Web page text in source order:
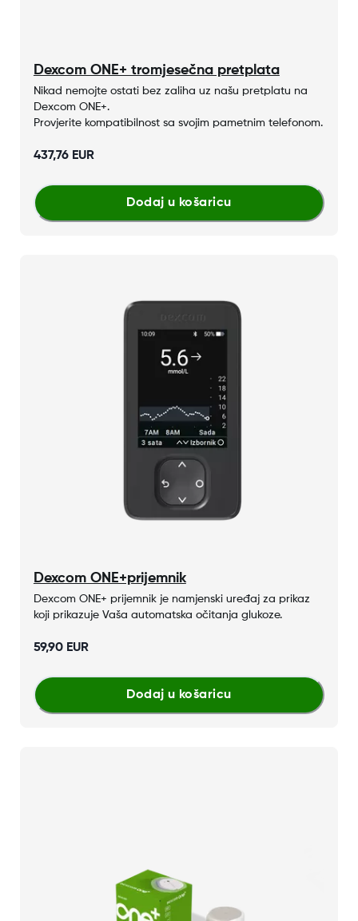
Dexcom ONE+ tromjesečna pretplata
​​Nikad nemojte ostati bez zaliha uz našu pretplatu na
Dexcom ONE+.
Provjerite kompatibilnost sa svojim pametnim telefonom.
437,76 EUR
Dodaj u košaricu
Dexcom ONE+prijemnik
​​​​​​Dexcom ONE+ prijemnik je namjenski uređaj za prikaz
koji prikazuje Vaša automatska očitanja glukoze.
59,90 EUR
Dodaj u košaricu